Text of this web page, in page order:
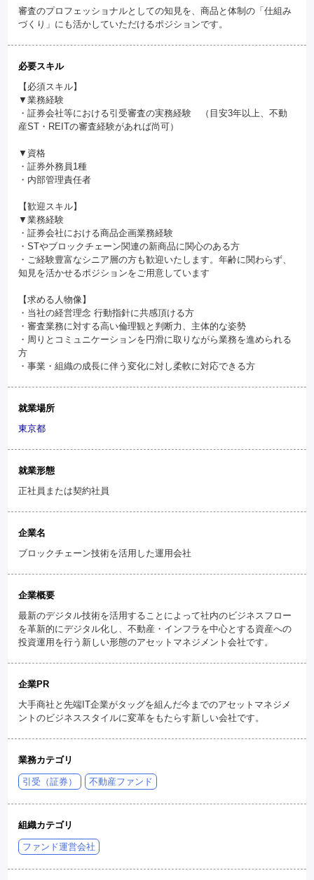
審査のプロフェッショナルとしての知見を、商品と体制の「仕組み
づくり」にも活かしていただけるポジションです。
必要スキル
【必須スキル】
▼業務経験
・証券会社等における引受審査の実務経験 （目安3年以上、不動
産ST・REITの審査経験があれば尚可）
▼資格
・証券外務員1種
・内部管理責任者
【歓迎スキル】
▼業務経験
・証券会社における商品企画業務経験
・STやブロックチェーン関連の新商品に関心のある方
・ご経験豊富なシニア層の方も歓迎いたします。年齢に関わらず、
知見を活かせるポジションをご用意しています
【求める人物像】
・当社の経営理念 行動指針に共感頂ける方
・審査業務に対する高い倫理観と判断力、主体的な姿勢
・周りとコミュニケーションを円滑に取りながら業務を進められる
方
・事業・組織の成長に伴う変化に対し柔軟に対応できる方
就業場所
東京都
就業形態
正社員または契約社員
企業名
ブロックチェーン技術を活用した運用会社
企業概要
最新のデジタル技術を活用することによって社内のビジネスフロー
を革新的にデジタル化し、不動産・インフラを中心とする資産への
投資運用を行う新しい形態のアセットマネジメント会社です。
企業PR
大手商社と先端IT企業がタッグを組んだ今までのアセットマネジメ
ントのビジネススタイルに変革をもたらす新しい会社です。
業務カテゴリ
引受（証券） 不動産ファンド
組織カテゴリ
ファンド運営会社